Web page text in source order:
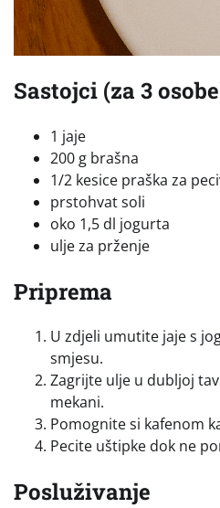
Sastojci (za 3
1 jaje
200 g brašna
1/2 kesice praška za
prstohvat soli
oko 1,5 dl jogurta
ulje za prženje
Priprema
U zdjeli umutite jaje s
smjesu.
Zagrijte ulje u dubljoj
mekani.
Pomognite si kafenom
Pecite uštipke dok ne
Posluživanje